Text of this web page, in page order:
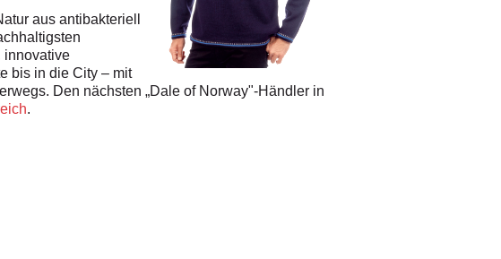
aus antibakteriell
innovative
bis in die City – mit
Den nächsten „Dale of Norway"-Händler in
.